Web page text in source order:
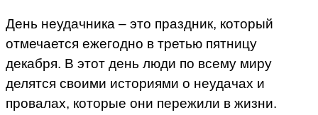
День неудачника – это праздник, который
отмечается ежегодно в третью пятницу
декабря. В этот день люди по всему миру
делятся своими историями о неудачах и
провалах, которые они пережили в жизни.